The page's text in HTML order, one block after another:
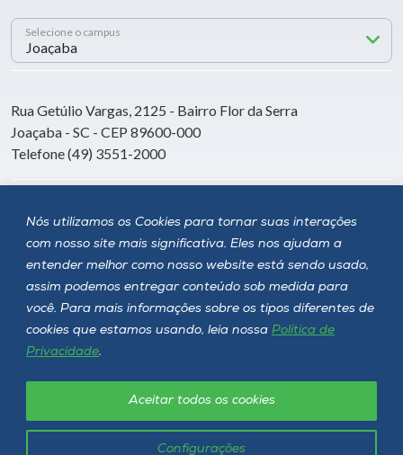
Nós utilizamos os Cookies para tornar suas interações
com nosso site mais significativa. Eles nos ajudam a
entender melhor como nosso website está sendo usado,
assim podemos entregar conteúdo sob medida para
você. Para mais informações sobre os tipos diferentes de
cookies que estamos usando, leia nossa Política de
Privacidade.
Configurações
Aceitar todos os cookies
Selecione o campus
Rua Getúlio Vargas, 2125 - Bairro Flor da Serra
Joaçaba - SC - CEP 89600-000
Telefone (49) 3551-2000
Siga a Unoesc
Unoesc © 2026 - Todos os direitos reservados
Política de privacidade LGPD